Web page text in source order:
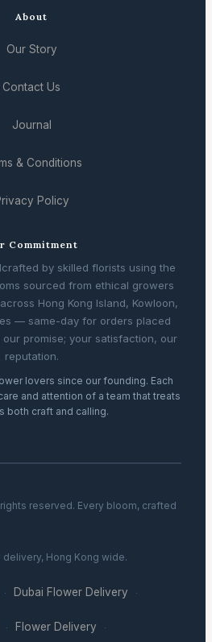
About
Our Story
Contact Us
Journal
& Conditions
Policy
Commitment
by skilled florists using the
sourced from ethical growers
Hong Kong Island, Kowloon,
— same-day for orders placed
promise; your satisfaction, our
reputation.
lovers since our founding. Each
and attention of a team that treats
both craft and calling.
reserved. Every bloom, crafted
Hong Kong wide.
· Dubai Flower Delivery ·
· Flower Delivery ·